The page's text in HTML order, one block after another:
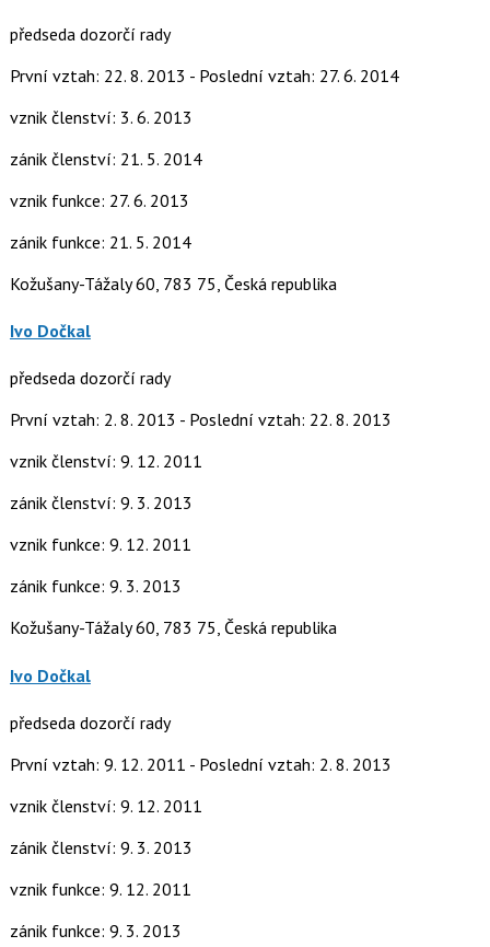
předseda dozorčí rady
První vztah: 22. 8. 2013 - Poslední vztah: 27. 6. 2014
vznik členství: 3. 6. 2013
zánik členství: 21. 5. 2014
vznik funkce: 27. 6. 2013
zánik funkce: 21. 5. 2014
Kožušany-Tážaly 60, 783 75, Česká republika
Ivo Dočkal
předseda dozorčí rady
První vztah: 2. 8. 2013 - Poslední vztah: 22. 8. 2013
vznik členství: 9. 12. 2011
zánik členství: 9. 3. 2013
vznik funkce: 9. 12. 2011
zánik funkce: 9. 3. 2013
Kožušany-Tážaly 60, 783 75, Česká republika
Ivo Dočkal
předseda dozorčí rady
První vztah: 9. 12. 2011 - Poslední vztah: 2. 8. 2013
vznik členství: 9. 12. 2011
zánik členství: 9. 3. 2013
vznik funkce: 9. 12. 2011
zánik funkce: 9. 3. 2013